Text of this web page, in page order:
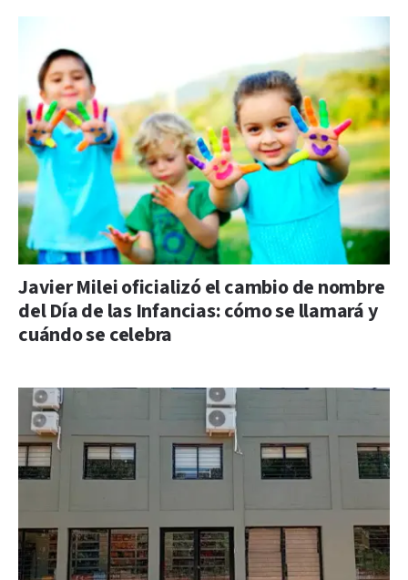
Javier Milei oficializó el cambio de nombre
del Día de las Infancias: cómo se llamará y
cuándo se celebra